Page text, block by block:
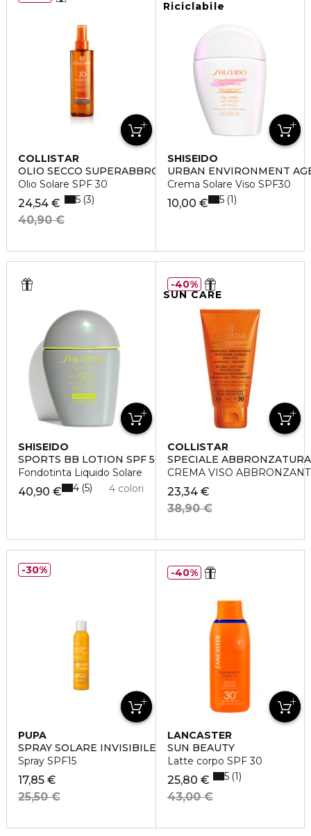
COLLISTAR
OLIO SECCO SUPERABBRONZANTE IDRATANTE
Olio Solare SPF 30
24,54 €
40,90 €
5 3
Riciclabile
SHISEIDO
URBAN ENVIRONMENT
Crema Solare Viso SPF30
10,00 € 5 1
SHISEIDO
SPORTS BB LOTION SPF 50+
Fondotinta Liquido Solare
40,90 € 4 colori
4 5
SUN CARE
COLLISTAR
SPECIALE
CREMA VISO
23,34 €
38,90 €
40%
PUPA
SPRAY SOLARE INVISIBILE
Spray SPF15
17,85 €
25,50 €
30%
LANCASTER
SUN BEAUTY
Latte corpo SPF 30
25,80 €
43,00 €
5 1
40%